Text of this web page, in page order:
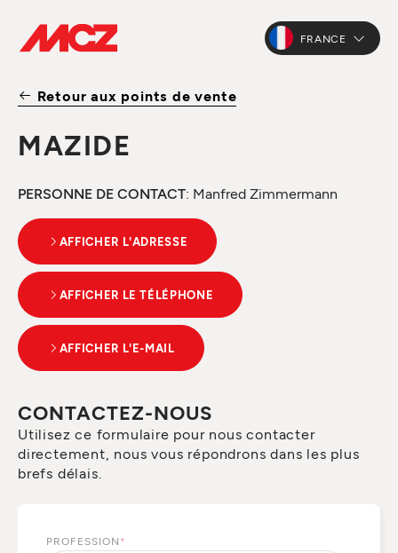
FRANCE
Retour aux points de vente
MAZIDE
PERSONNE DE CONTACT: Manfred Zimmermann
AFFICHER L'ADRESSE
AFFICHER LE TÉLÉPHONE
AFFICHER L'E-MAIL
CONTACTEZ-NOUS
Utilisez ce formulaire pour nous contacter
directement, nous vous répondrons dans les plus
brefs délais.
PROFESSION *